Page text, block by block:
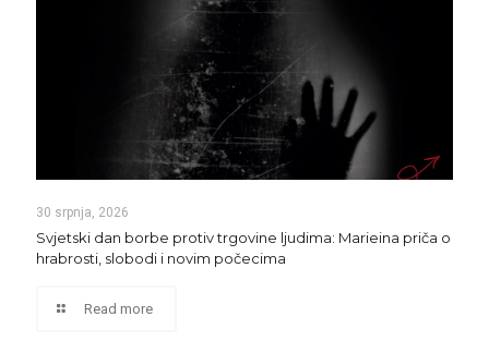
30 srpnja, 2026
Svjetski dan borbe protiv trgovine ljudima: Marieina priča o
hrabrosti, slobodi i novim počecima
Read more